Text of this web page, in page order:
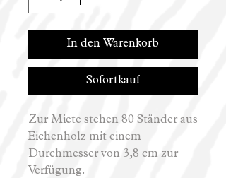
In den Warenkorb
Sofortkauf
Zur Miete stehen 80 Ständer aus
Eichenholz mit einem
Durchmesser von 3,8 cm zur
Verfügung.